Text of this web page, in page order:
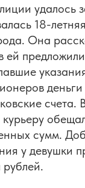
удалось
18-
Она
ей
счета.
сумм.
у девушки